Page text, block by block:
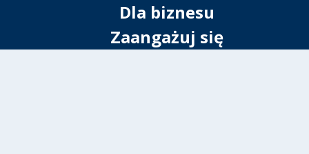
Dla biznesu
Zaangażuj się